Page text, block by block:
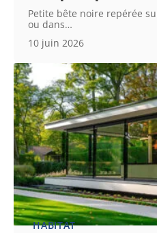
Petite bête noire repérée
ou dans…
10 juin 2026
HABITAT